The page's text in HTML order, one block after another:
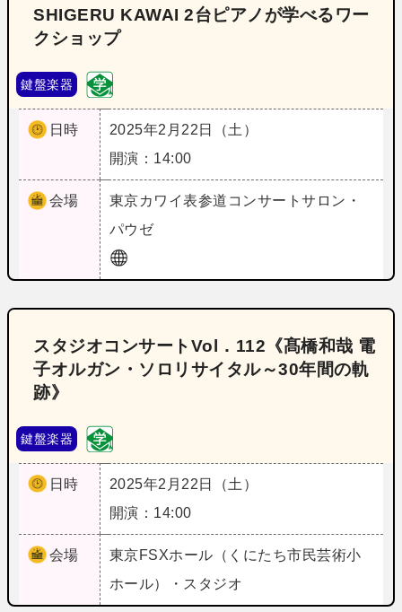
SHIGERU KAWAI 2台ピアノが学べるワー
クショップ
鍵盤楽器
日時
2025年2月22日（土）
開演：14:00
会場 東京カワイ表参道コンサートサロン・
パウゼ
スタジオコンサートVol．112《髙橋和哉 電
子オルガン・ソロリサイタル～30年間の軌
跡》
鍵盤楽器
日時
2025年2月22日（土）
開演：14:00
会場 東京FSXホール（くにたち市民芸術小
ホール）・スタジオ